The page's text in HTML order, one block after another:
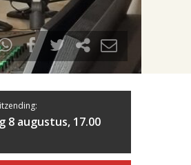
8 augustus, 17.00